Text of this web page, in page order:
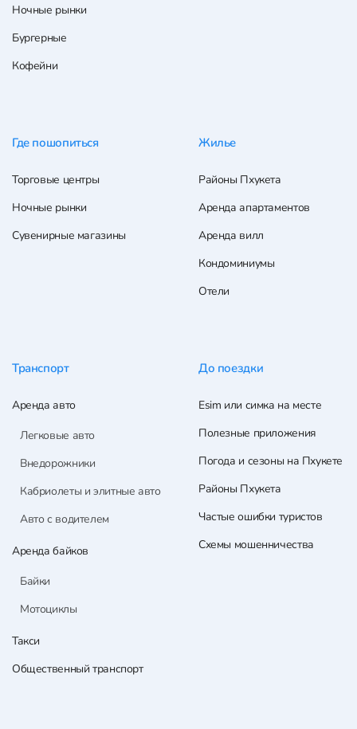
Ночные рынки
Бургерные
Кофейни
Где пошопиться
Торговые центры
Ночные рынки
Сувенирные магазины
Жилье
Районы Пхукета
Аренда апартаментов
Аренда вилл
Кондоминиумы
Отели
Транспорт
Аренда авто
Легковые авто
Внедорожники
Кабриолеты и элитные авто
Авто с водителем
Аренда байков
Байки
Мотоциклы
Такси
Общественный транспорт
До поездки
Esim или симка на месте
Полезные приложения
Погода и сезоны на Пхукете
Районы Пхукета
Частые ошибки туристов
Схемы мошенничества